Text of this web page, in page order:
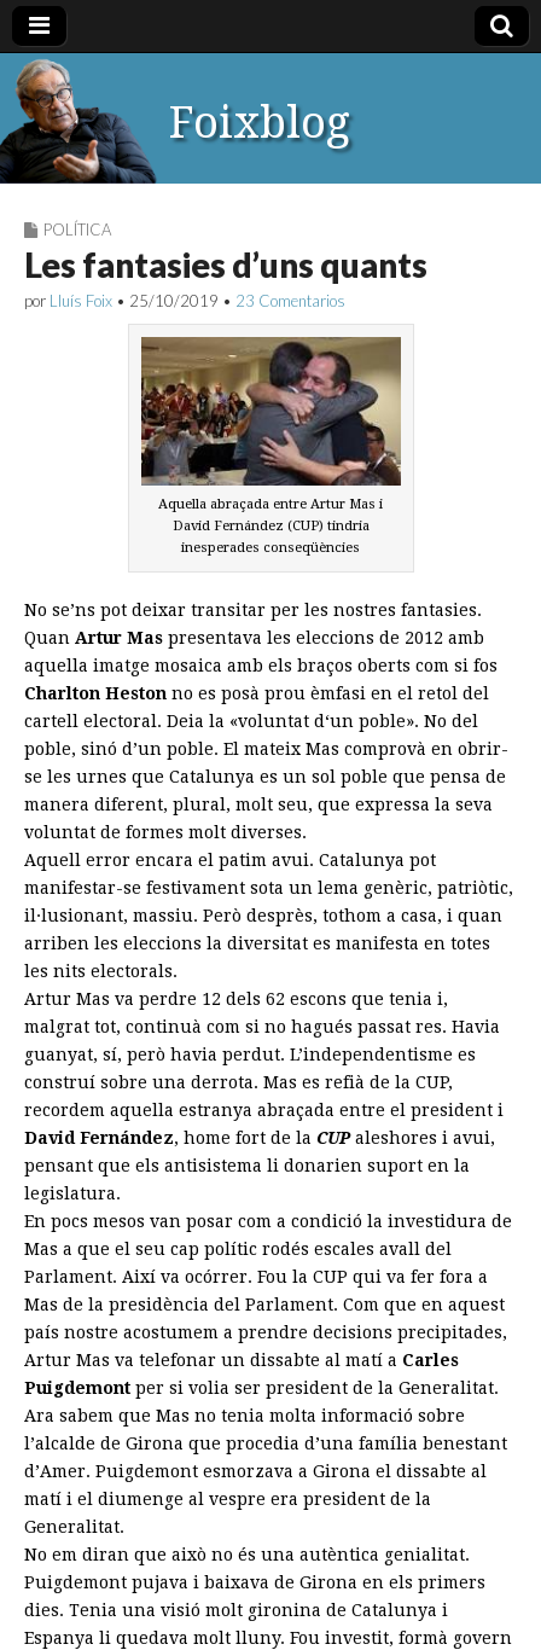
Foixblog
POLÍTICA
Les fantasies d’uns quants
por Lluís Foix • 25/10/2019 • 23 Comentarios
Aquella abraçada entre Artur Mas i
David Fernández (CUP) tindria
inesperades conseqüències
No se’ns pot deixar transitar per les nostres fantasies.
Quan Artur Mas presentava les eleccions de 2012 amb
aquella imatge mosaica amb els braços oberts com si fos
Charlton Heston no es posà prou èmfasi en el retol del
cartell electoral. Deia la «voluntat d‘un poble». No del
poble, sinó d’un poble. El mateix Mas comprovà en obrir-
se les urnes que Catalunya es un sol poble que pensa de
manera diferent, plural, molt seu, que expressa la seva
voluntat de formes molt diverses.
Aquell error encara el patim avui. Catalunya pot
manifestar-se festivament sota un lema genèric, patriòtic,
il·lusionant, massiu. Però desprès, tothom a casa, i quan
arriben les eleccions la diversitat es manifesta en totes
les nits electorals.
Artur Mas va perdre 12 dels 62 escons que tenia i,
malgrat tot, continuà com si no hagués passat res. Havia
guanyat, sí, però havia perdut. L’independentisme es
construí sobre una derrota. Mas es refià de la CUP,
recordem aquella estranya abraçada entre el president i
David Fernández, home fort de la CUPaleshores i avui,
pensant que els antisistema li donarien suport en la
legislatura.
En pocs mesos van posar com a condició la investidura de
Mas a que el seu cap polític rodés escales avall del
Parlament. Així va ocórrer. Fou la CUP qui va fer fora a
Mas de la presidència del Parlament. Com que en aquest
país nostre acostumem a prendre decisions precipitades,
Artur Mas va telefonar un dissabte al matí a Carles
Puigdemont per si volia ser president de la Generalitat.
Ara sabem que Mas no tenia molta informació sobre
l’alcalde de Girona que procedia d’una família benestant
d’Amer. Puigdemont esmorzava a Girona el dissabte al
matí i el diumenge al vespre era president de la
Generalitat.
No em diran que això no és una autèntica genialitat.
Puigdemont pujava i baixava de Girona en els primers
dies. Tenia una visió molt gironina de Catalunya i
Espanya li quedava molt lluny. Fou investit, formà govern